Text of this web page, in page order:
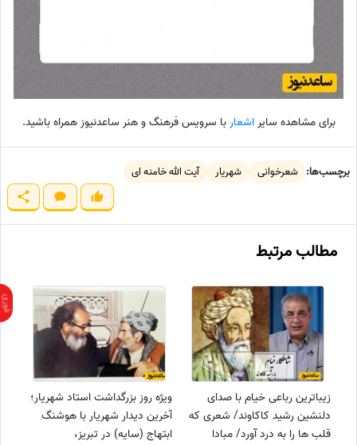
برای مشاهده سایراشعاربا سرویس فرهنگ و هنر ساعدنیوز همراه باشید.
برچسب‌ها: شعرخوانی شهریار آیت الله خامنه ای
مطالب مرتبط
زیباترین رباعی خیام با صدای
دلنشین رشید کاکاوند/ شعری که
قلب ها را به درد آورد/ مبادا
ویژه روز بزرگداشت استاد شهریار؛
آخرین دیدار شهریار با هوشنگ
ابتهاج (سایه) در تبریز،